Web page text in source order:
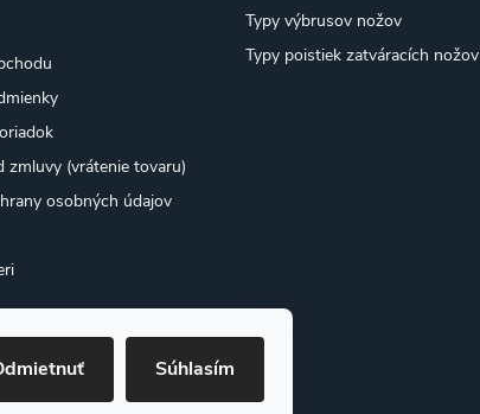
Súhlasím
zmluvy (vrátenie tovaru)
osobných údajov
Typy výbrusov nožov
Typy poistiek zatváracích nožov